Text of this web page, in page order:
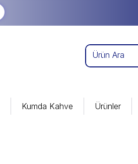
Kumda Kahve Ürünler